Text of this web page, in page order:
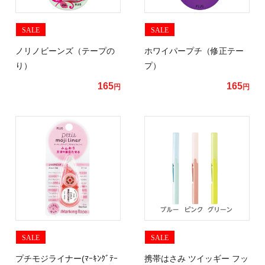
SALE
ノリノビーンズ（テープの
り）
165円
SALE
ホワイパープチ（修正テー
プ）
165円
SALE
プチモジライナー(ﾏｰｷﾝｸﾞﾃｰ
SALE
携帯はさみ ツイッギー フッ